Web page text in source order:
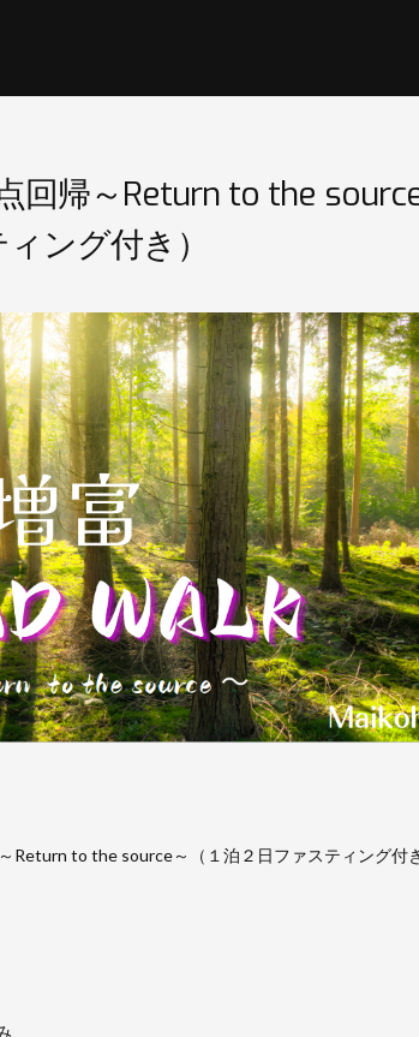
回帰～Return to the
ング付き）
to the source～（１泊２日ファスティング付き